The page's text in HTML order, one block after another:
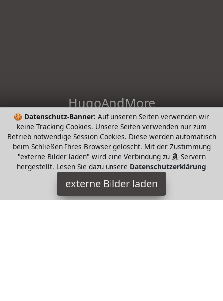
🍪 Datenschutz-Banner: Auf unseren Seiten verwenden wir
keine Tracking Cookies. Unsere Seiten verwenden nur zum
Betrieb notwendige Session Cookies. Diese werden automatisch
beim Schließen Ihres Browser gelöscht. Mit der Zustimmung
"externe Bilder laden" wird eine Verbindung zu
Servern
hergestellt. Lesen Sie dazu unsere Datenschutzerklärung
externe Bilder laden
HugoAndMore
HugoAndHome - die intelligente Suche nach Bestsellern von
beliebten Markenherstellern. Hugo Boss, Tommy Hilfiger,
Prada, Levis, Werangler, Tamaris, Riecker, Jack Wolfkin mund
mehr
HugoAndMore ist Teilnehmer am Partnerprogramm der
EU
S.à r.l. Dieses Partnerprogramm wurde von
gerufen, um Links auf externe
Internetseiten platzieren zu
können. Die Bertreiber von HugoAndMore verdienen mit